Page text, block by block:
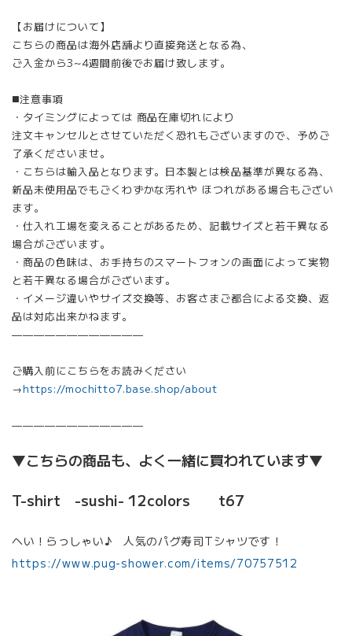
【お届けについて】
こちらの商品は海外店舗より直接発送となる為、
ご入金から3~4週間前後でお届け致します。
◼️注意事項
・タイミングによっては 商品在庫切れにより
注文キャンセルとさせていただく恐れもございますので、予めご
了承くださいませ。
・こちらは輸入品となります。日本製とは検品基準が異なる為、
新品未使用品でもごくわずかな汚れや ほつれがある場合もござい
ます。
・仕入れ工場を変えることがあるため、記載サイズと若干異なる
場合がございます。
・商品の色味は、お手持ちのスマートフォンの画面によって実物
と若干異なる場合がございます。
・イメージ違いやサイズ交換等、お客さまご都合による交換、返
品は対応出来かねます。
————————————
ご購入前にこちらをお読みください
→https://mochitto7.base.shop/about
————————————
▼こちらの商品も、よく一緒に買われています▼
T-shirt -sushi- 12colors t67
へい！らっしゃい♪ 人気のパグ寿司Tシャツです！
https://www.pug-shower.com/items/70757512